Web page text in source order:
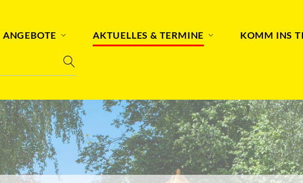
ANGEBOTE AKTUELLES & TERMINE KOMM INS